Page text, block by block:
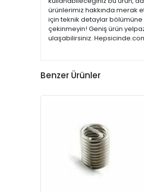
ürünlerimiz hakkında merak
için teknik detaylar bölümüne
çekinmeyin! Geniş ürün
ulaşabilirsiniz.
Benzer Ürünler